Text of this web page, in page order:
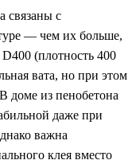
связаны с
— чем их больше,
(плотность 400
вата, но при этом
доме из пенобетона
даже при
важна
клея вместо